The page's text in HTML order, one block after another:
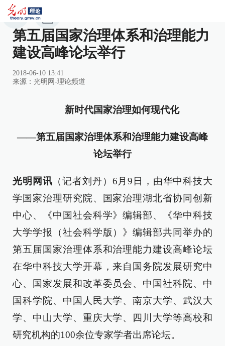
第五届国家治理体系和治理能力
建设高峰论坛举行
2018-06-10 13:41
来源： 光明网-理论频道
新时代国家治理如何现代化
——第五届国家治理体系和治理能力建设高峰
论坛举行
光明网讯 （记者刘丹）6月9日，由华中科技大
学国家治理研究院、国家治理湖北省协同创新
中心、《中国社会科学》编辑部、《华中科技
大学学报（社会科学版）》编辑部共同举办的
第五届国家治理体系和治理能力建设高峰论坛
在华中科技大学开幕，来自国务院发展研究中
心、国家发展和改革委员会、中国社科院、中
国科学院、中国人民大学、南京大学、武汉大
学、中山大学、重庆大学、四川大学等高校和
研究机构的100余位专家学者出席论坛。